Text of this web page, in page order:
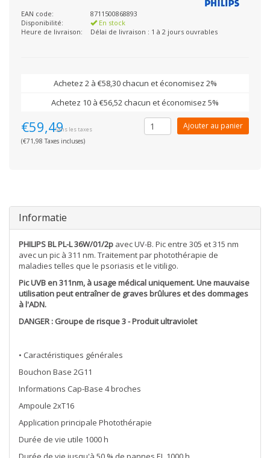
EAN code:
8711500868893
Disponibilité:
En stock
Heure de livraison:
Délai de livraison : 1 à 2 jours ouvrables
Achetez 2 à €58,30 chacun et économisez 2%
Achetez 10 à €56,52 chacun et économisez 5%
€59,49Sans les taxes
(€71,98 Taxes incluses)
Ajouter au panier
Informatie
PHILIPS BL PL-L 36W/01/2p avec UV-B. Pic entre 305 et 315 nm
avec un pic à 311 nm. Traitement par photothérapie de
maladies telles que le psoriasis et le vitiligo.
Pic UVB en 311nm, à usage médical uniquement. Une mauvaise
utilisation peut entraîner de graves brûlures et des dommages
à l'ADN.
DANGER : Groupe de risque 3 - Produit ultraviolet
• Caractéristiques générales
Bouchon Base 2G11
Informations Cap-Base 4 broches
Ampoule 2xT16
Application principale Photothérapie
Durée de vie utile 1000 h